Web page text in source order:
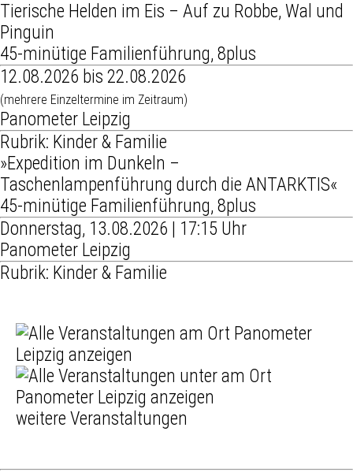
Tierische Helden im Eis – Auf zu Robbe, Wal und
Pinguin
45-minütige Familienführung, 8plus
12.08.2026 bis 22.08.2026
(mehrere Einzeltermine im Zeitraum)
Panometer Leipzig
Rubrik: Kinder & Familie
»Expedition im Dunkeln –
Taschenlampenführung durch die ANTARKTIS«
45-minütige Familienführung, 8plus
Donnerstag, 13.08.2026 | 17:15 Uhr
Panometer Leipzig
Rubrik: Kinder & Familie
weitere Veranstaltungen